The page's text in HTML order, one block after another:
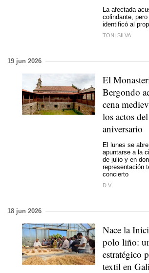
La afectada
colindante,
identificó al
TONI SILVA
19 jun 2026
El
Bergondo
cena
los actos
aniversario
El lunes se
apuntarse a la
de julio y en
representación
concierto
D.V.
18 jun 2026
Nace la
polo liño:
estratégico
textil en